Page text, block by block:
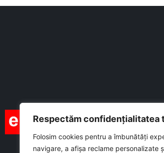
Respectăm confidențialitatea
Folosim cookies pentru a îmbunătăți
navigare, a afișa reclame personalizate